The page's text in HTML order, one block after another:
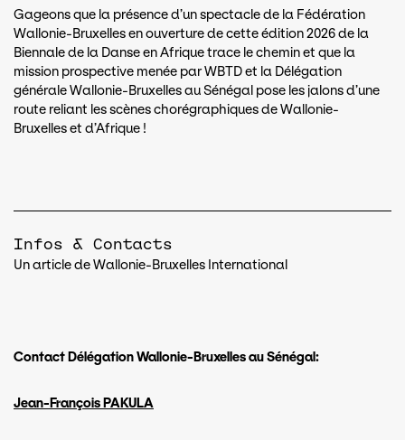
Gageons que la présence d’un spectacle de la Fédération
Wallonie-Bruxelles en ouverture de cette édition 2026 de la
Biennale de la Danse en Afrique trace le chemin et que la
mission prospective menée par WBTD et la Délégation
générale Wallonie-Bruxelles au Sénégal pose les jalons d’une
route reliant les scènes chorégraphiques de Wallonie-
Bruxelles et d’Afrique !
Infos & Contacts
Un article de Wallonie-Bruxelles International
Contact Délégation Wallonie-Bruxelles au Sénégal:
Jean-François PAKULA